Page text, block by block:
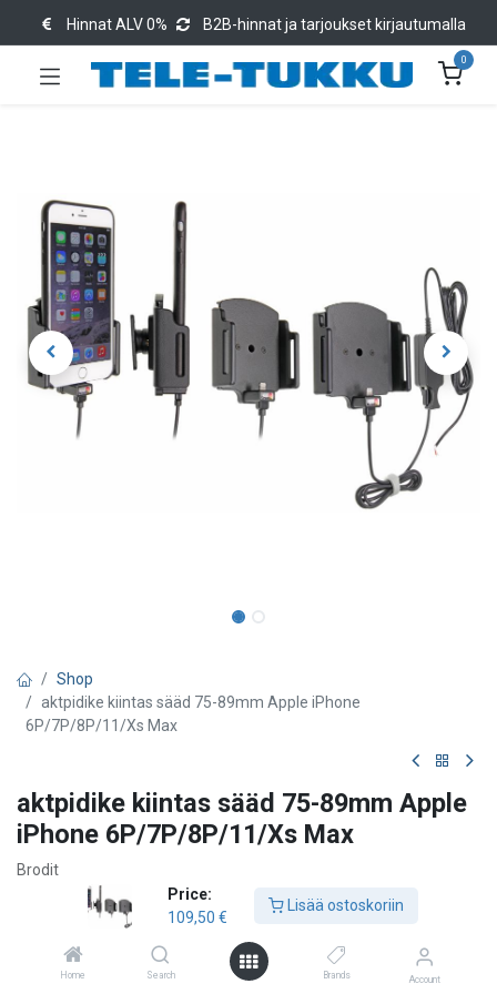
Price:
109,50 €
Lisää ostoskoriin
Home Search Brands Account
Hinnat ALV 0% B2B-hinnat ja tarjoukset kirjautumalla
0
Shop
aktpidike kiintas sääd 75-89mm Apple iPhone
6P/7P/8P/11/Xs Max
aktpidike kiintas sääd 75-89mm Apple
iPhone 6P/7P/8P/11/Xs Max
Brodit
Apple iPhone 6 Plus